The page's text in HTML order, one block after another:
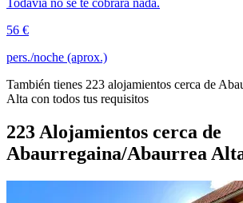
56 €
pers./noche (aprox.)
También tienes 223 alojamientos cerca de
Alta con todos tus requisitos
223 Alojamientos cerca de
Abaurregaina/Abaurrea